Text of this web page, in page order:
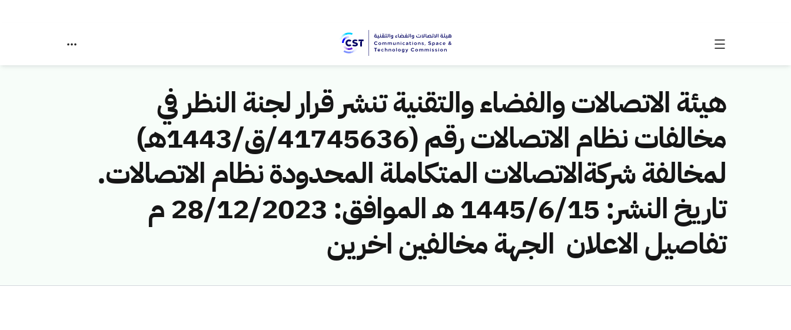
هيئة الاتصالات والفضاء والتقنية تنشر قرار لجنة النظر في
مخالفات نظام الاتصالات رقم (41745636/ق/1443هـ)
لمخالفة شركةالاتصالات المتكاملة المحدودة نظام الاتصالات.
تاريخ النشر: 1445/6/15 هـ الموافق: 28/12/2023 م
تفاصيل الاعلان ​ الجهة مخالفين اخرين